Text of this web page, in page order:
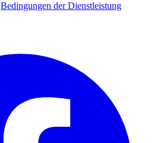
Bedingungen der Dienstleistung